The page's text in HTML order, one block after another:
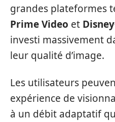
grandes plateformes
Prime Video et
investi massivement
leur qualité d’image.
Les utilisateurs
expérience de
à un débit adaptatif